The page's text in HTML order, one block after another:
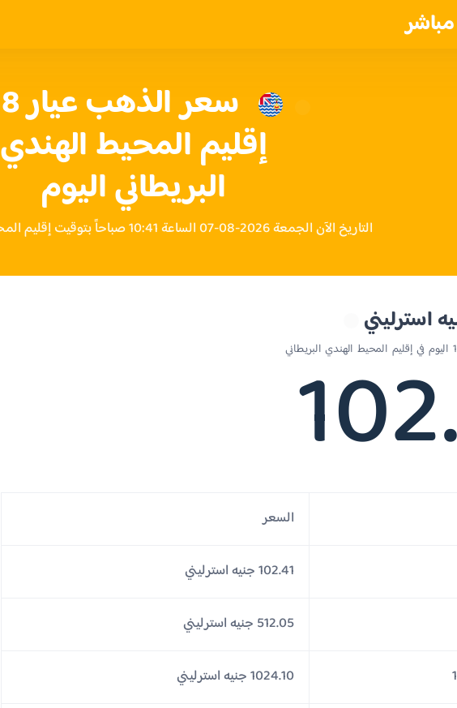
إقليم المحيط الهندي
البريطاني اليوم
التاريخ الآن الجمعة 2026-08-07 الساعة 10:41 صباحاً بتوقيت إقليم المحيط الهندي البريطاني
السعر
102.41 جنيه استرليني
512.05 جنيه استرليني
1024.10 جنيه استرليني